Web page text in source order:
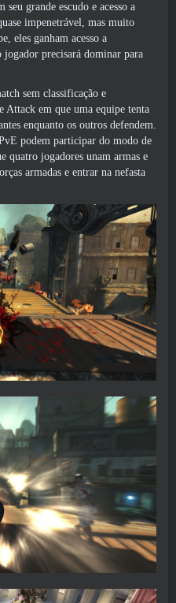
grande escudo e acesso a
impenetrável, mas muito
eles ganham acesso a
precisará dominar para
sem classificação e
Attack em que uma equipe tenta
enquanto os outros defendem.
podem participar do modo de
quatro jogadores unam armas e
armadas e entrar na nefasta